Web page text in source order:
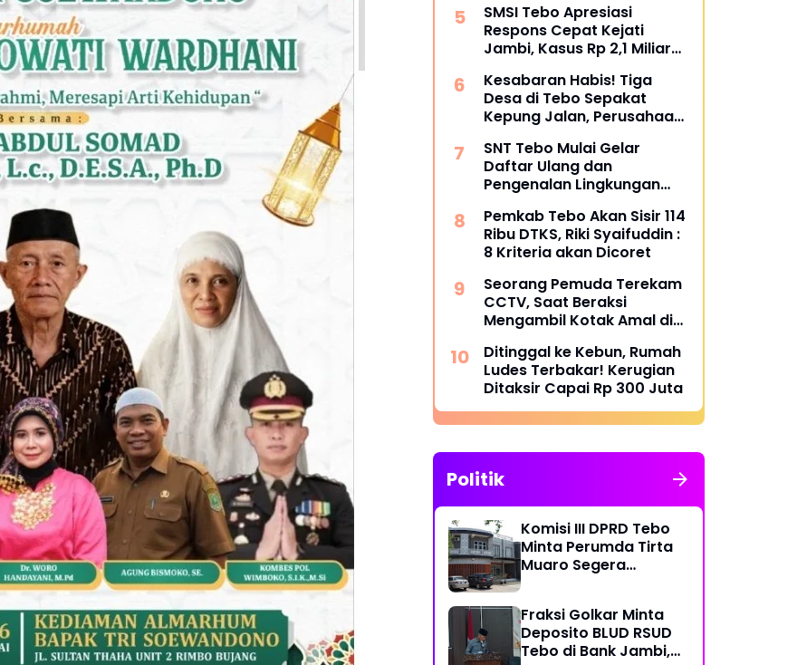
Restoratif
SMSI Tebo Apresiasi
Respons Cepat Kejati
Jambi, Kasus Rp 2,1 Miliar
Kesabaran Habis! Tiga
Desa di Tebo Sepakat
Kepung Jalan, Perusahaan
Jawab
SNT Tebo Mulai Gelar
Daftar Ulang dan
Pengenalan Lingkungan
Siswa Hadir Bersama
Orang Tua
Pemkab Tebo Akan Sisir 114
Ribu DTKS, Riki Syaifuddin :
8 Kriteria akan Dicoret
Seorang Pemuda Terekam
CCTV, Saat Beraksi
Mengambil Kotak Amal di
Ditinggal ke Kebun, Rumah
Ludes Terbakar! Kerugian
Ditaksir Capai Rp 300 Juta
Politik
Komisi III DPRD Tebo
Minta Perumda Tirta
Muaro Segera
Jambi
Fraksi Golkar Minta
Deposito BLUD RSUD
Tebo di Bank Jambi,